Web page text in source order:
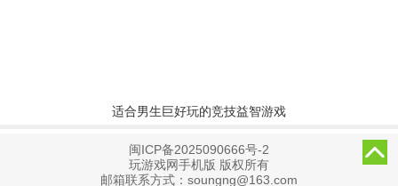
适合男生巨好玩的竞技益智游戏
闽ICP备2025090666号-2
玩游戏网手机版 版权所有
邮箱联系方式：soungng@163.com